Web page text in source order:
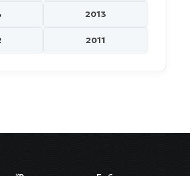
2013
2011